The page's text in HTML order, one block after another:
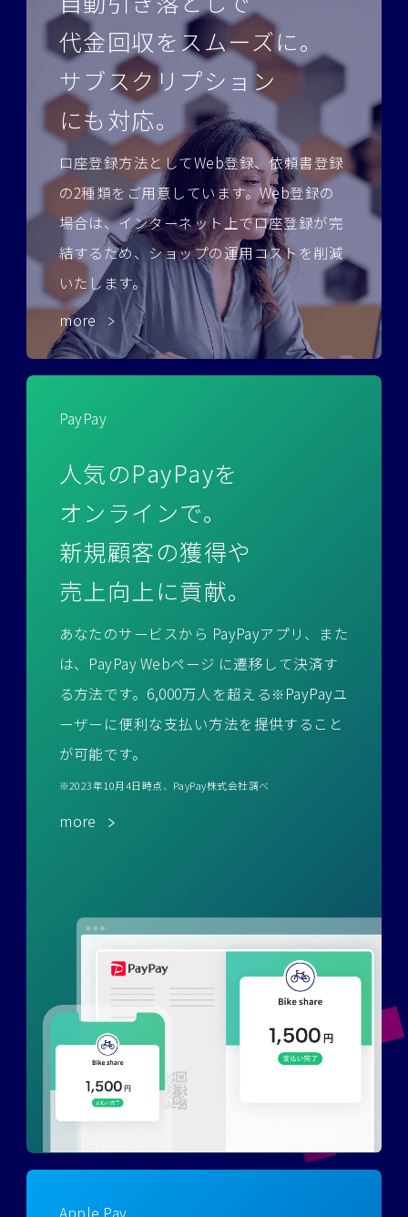
代金回収をスムーズに。
サブスクリプション
にも対応。
口座登録方法としてWeb登録、依頼書登録
の2種類をご用意しています。Web登録の
場合は、インターネット上で口座登録が完
結するため、ショップの運用コストを削減
いたします。
more
PayPay
人気のPayPayを
オンラインで。
新規顧客の獲得や
売上向上に貢献。
あなたのサービスから PayPayアプリ、また
は、PayPay Webページ に遷移して決済す
る方法です。 6,000万人を超える※PayPayユ
ーザーに便利な支払い方法を提供すること
が可能です。
※2023年10月4日時点、PayPay株式会社調べ
more
Apple Pay